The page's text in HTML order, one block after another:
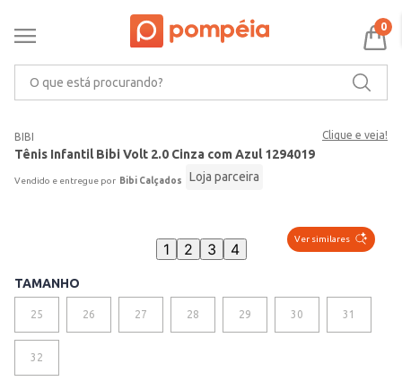
0
BIBI Clique e veja!
Tênis Infantil Bibi Volt 2.0 Cinza com Azul 1294019
Bibi Calçados Loja parceira
Ver similares
1 2 3 4
TAMANHO
25 26 27 28 29 30 31
32